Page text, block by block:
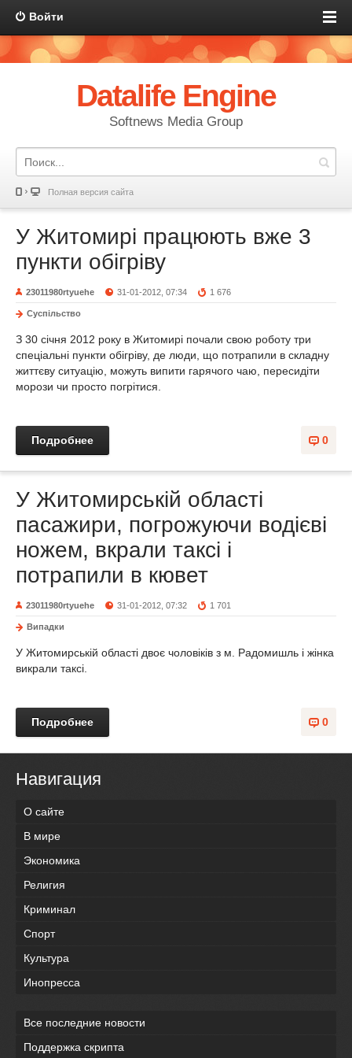
Войти
Datalife Engine
Softnews Media Group
Полная версия сайта
У Житомирі працюють вже 3
пункти обігріву
23011980rtyuehe 31-01-2012, 07:34 1 676
Суспільство
З 30 січня 2012 року в Житомирі почали свою роботу три
спеціальні пункти обігріву, де люди, що потрапили в складну
життєву ситуацію, можуть випити гарячого чаю, пересидіти
морози чи просто погрітися.
0
Подробнее
У Житомирській області
пасажири, погрожуючи водієві
ножем, вкрали таксі і
потрапили в кювет
23011980rtyuehe 31-01-2012, 07:32 1 701
Випадки
У Житомирській області двоє чоловіків з м. Радомишль і жінка
викрали таксі.
0
Подробнее
Навигация
О сайте
В мире
Экономика
Религия
Криминал
Спорт
Культура
Инопресса
Все последние новости
Поддержка скрипта